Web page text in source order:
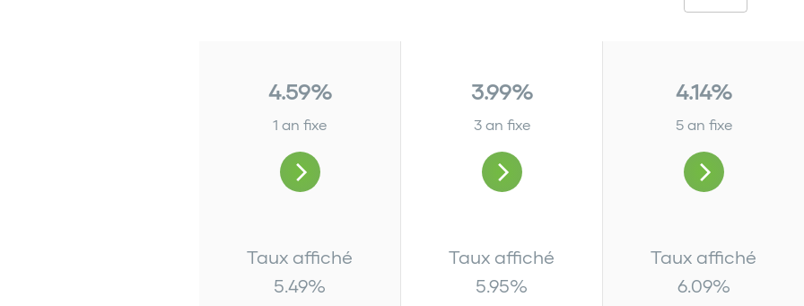
4.59%
1 an fixe
Taux affiché
5.49%
3.99%
3 an fixe
Taux affiché
5.95%
4.14%
5 an fixe
Taux affiché
6.09%